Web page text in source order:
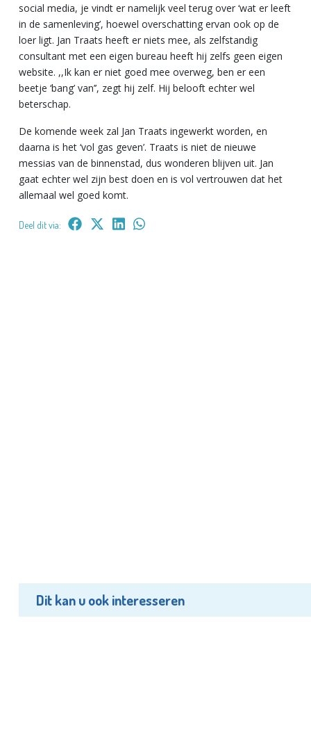
social media, je vindt er namelijk veel terug over ‘wat er leeft
in de samenleving’, hoewel overschatting ervan ook op de
loer ligt. Jan Traats heeft er niets mee, als zelfstandig
consultant met een eigen bureau heeft hij zelfs geen eigen
website. ,,Ik kan er niet goed mee overweg, ben er een
beetje ‘bang’ van’’, zegt hij zelf. Hij belooft echter wel
beterschap.
De komende week zal Jan Traats ingewerkt worden, en
daarna is het ‘vol gas geven’. Traats is niet de nieuwe
messias van de binnenstad, dus wonderen blijven uit. Jan
gaat echter wel zijn best doen en is vol vertrouwen dat het
allemaal wel goed komt.
Deel dit via:
Dit kan u ook interesseren